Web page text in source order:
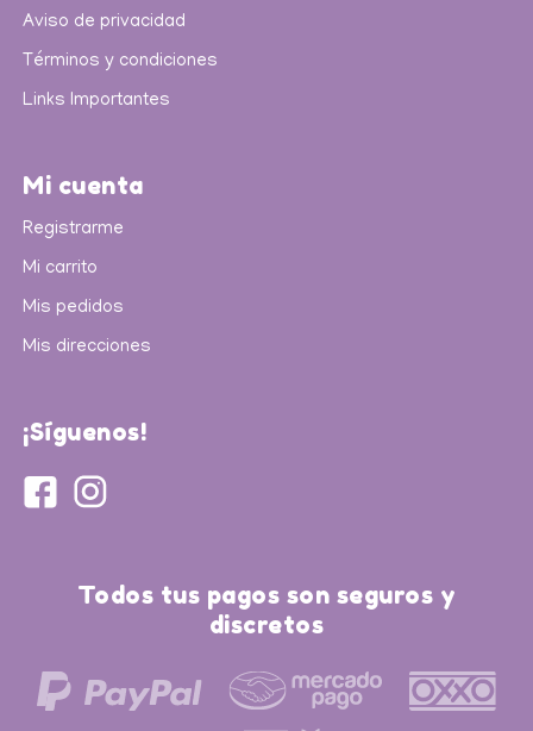
Aviso de privacidad
Términos y condiciones
Links Importantes
Mi cuenta
Registrarme
Mi carrito
Mis pedidos
Mis direcciones
¡Síguenos!
Todos tus pagos son seguros y
discretos